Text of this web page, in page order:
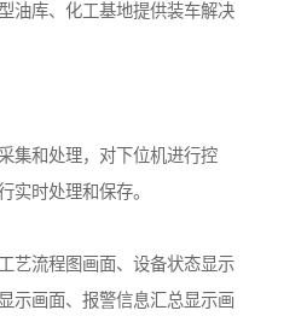
油库、化工基地提供装车解决
集和处理，对下位机进行控
实时处理和保存。
艺流程图画面、设备状态显示
示画面、报警信息汇总显示画